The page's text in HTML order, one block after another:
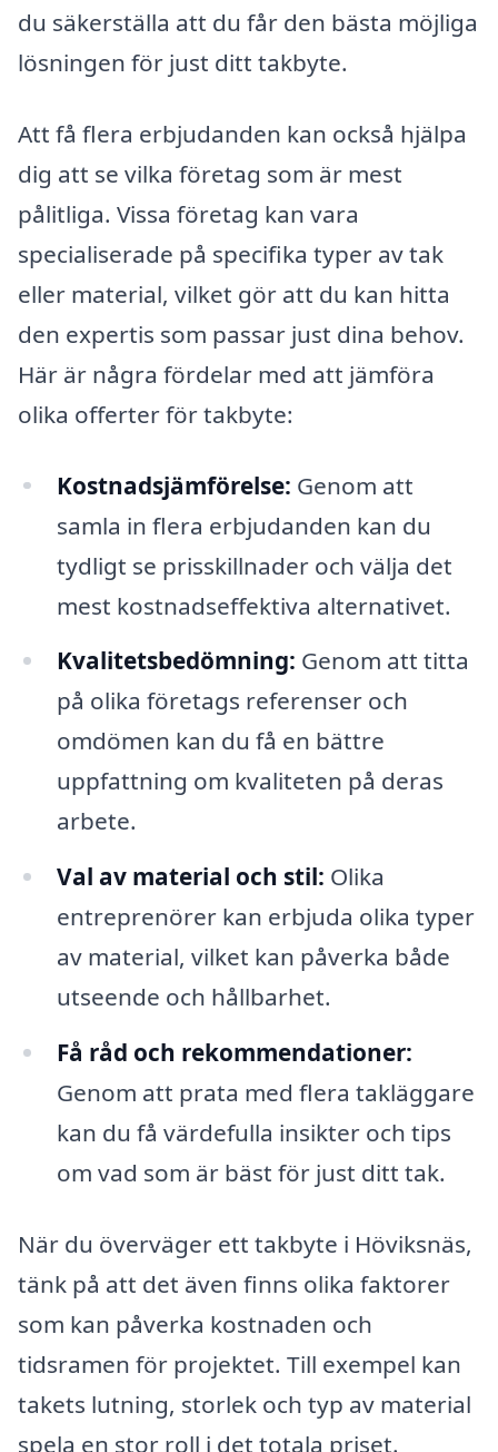
du säkerställa att du får den bästa möjliga
lösningen för just ditt takbyte.
Att få flera erbjudanden kan också hjälpa
dig att se vilka företag som är mest
pålitliga. Vissa företag kan vara
specialiserade på specifika typer av tak
eller material, vilket gör att du kan hitta
den expertis som passar just dina behov.
Här är några fördelar med att jämföra
olika offerter för takbyte:
Kostnadsjämförelse: Genom att
samla in flera erbjudanden kan du
tydligt se prisskillnader och välja det
mest kostnadseffektiva alternativet.
Kvalitetsbedömning: Genom att titta
på olika företags referenser och
omdömen kan du få en bättre
uppfattning om kvaliteten på deras
arbete.
Val av material och stil: Olika
entreprenörer kan erbjuda olika typer
av material, vilket kan påverka både
utseende och hållbarhet.
Få råd och rekommendationer:
Genom att prata med flera takläggare
kan du få värdefulla insikter och tips
om vad som är bäst för just ditt tak.
När du överväger ett takbyte i Höviksnäs,
tänk på att det även finns olika faktorer
som kan påverka kostnaden och
tidsramen för projektet. Till exempel kan
takets lutning, storlek och typ av material
spela en stor roll i det totala priset.